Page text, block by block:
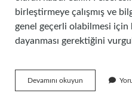
birleştirmeye çalışmış ve
genel geçerli olabilmesi için
dayanması gerektiğini
Devamını okuyun
Kategorileri